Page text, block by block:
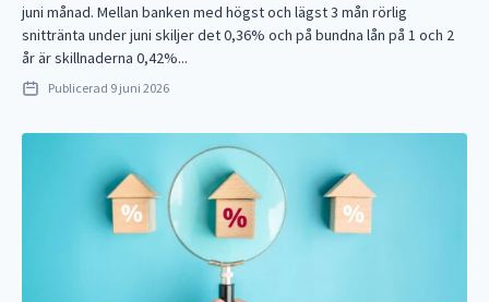
juni månad. Mellan banken med högst och lägst 3 mån rörlig
snittränta under juni skiljer det 0,36% och på bundna lån på 1 och 2
år är skillnaderna 0,42%...
Publicerad 9 juni 2026